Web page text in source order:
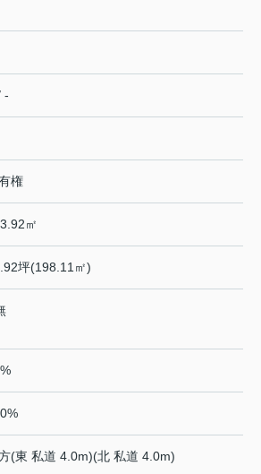
-
権
㎡
坪(198.11㎡)
(東 私道 4.0m)(北 私道 4.0m)